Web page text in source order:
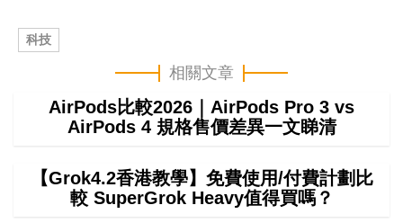
科技
相關文章
AirPods比較2026｜AirPods Pro 3 vs
AirPods 4 規格售價差異一文睇清
【Grok4.2香港教學】免費使用/付費計劃比
較 SuperGrok Heavy值得買嗎？